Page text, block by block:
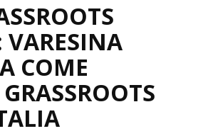
VARESINA
COME